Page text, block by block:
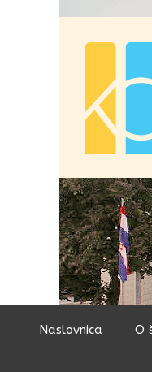
Naslovnica O